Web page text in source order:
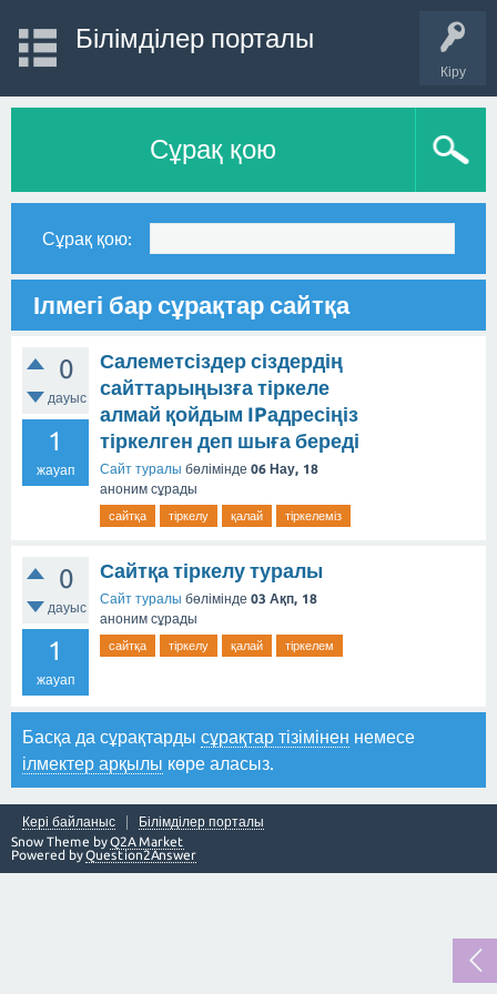
Кіру
Білімділер порталы
Сұрақ қою
Сұрақ қою:
Ілмегі бар сұрақтар сайтқа
0
дауыс
1
жауап
Салеметсіздер сіздердің
сайттарыңызға тіркеле
алмай қойдым IPадресіңіз
тіркелген деп шыға береді
Сайт туралы бөлімінде 06 Нау, 18
аноним сұрады
сайтқа тіркелу қалай тіркелеміз
0
дауыс
1
жауап
Сайтқа тіркелу туралы
Сайт туралы бөлімінде 03 Ақп, 18
аноним сұрады
сайтқа тіркелу қалай тіркелем
Басқа да сұрақтарды сұрақтар тізімінен немесе
ілмектер арқылы көре аласыз.
Кері байланыс
Білімділер порталы
Snow Theme byQ2A Market
Powered byQuestion2Answer